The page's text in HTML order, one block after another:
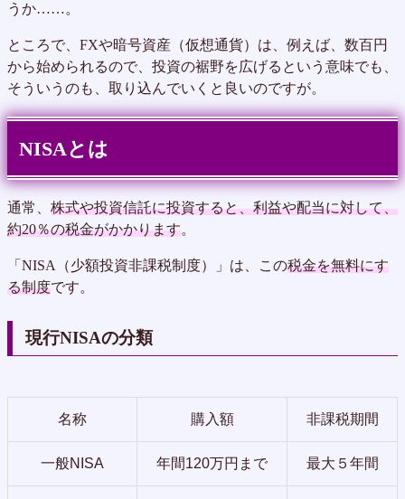
うか……。
ところで、FXや暗号資産（仮想通貨）は、例えば、数百円
から始められるので、投資の裾野を広げるという意味でも、
そういうのも、取り込んでいくと良いのですが。
NISAとは
通常、 株式や投資信託に投資すると、利益や配当に対して、
約20％の税金がかかります。
「NISA（少額投資非課税制度）」は、この税金を無料にす
る制度です。
現行NISAの分類
名称 購入額 非課税期間
一般NISA 年間120万円まで 最大５年間